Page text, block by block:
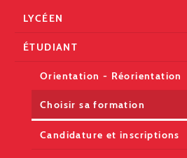
LYCÉEN
ÉTUDIANT
Orientation - Réorientation
Choisir sa formation
Candidature et inscriptions